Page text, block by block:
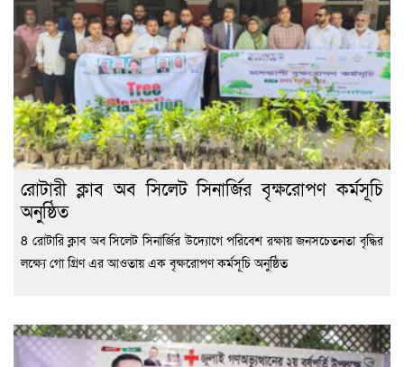
রোটারী ক্লাব অব সিলেট সিনার্জির বৃক্ষরোপণ কর্মসূচি
অনুষ্ঠিত
8 রোটারি ক্লাব অব সিলেট সিনার্জির উদ্যোগে পরিবেশ রক্ষায় জনসচেতনতা বৃদ্ধির
লক্ষ্যে গো গ্রিণ এর আওতায় এক বৃক্ষরোপণ কর্মসূচি অনুষ্ঠিত